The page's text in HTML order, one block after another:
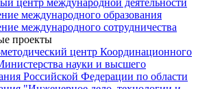
международного образования
международного сотрудничества
проекты
центр Координационного
науки и высшего
Российской Федерации по области